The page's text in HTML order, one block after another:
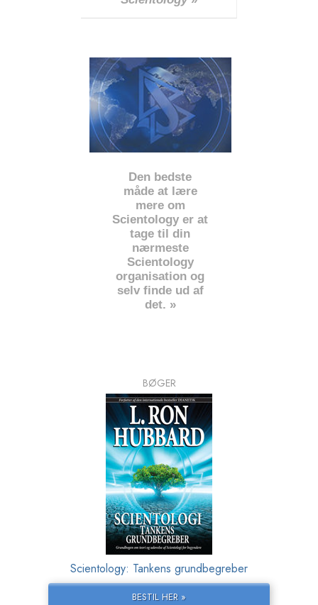
Den bedste
måde at lære
mere om
Scientology er at
tage til din
nærmeste
Scientology
organisation og
selv finde ud af
det. »
BØGER
Scientology: Tankens grundbegreber
BESTIL HER »